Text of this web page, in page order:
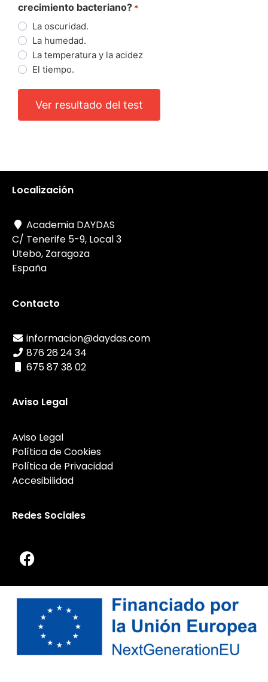
crecimiento bacteriano? *
La oscuridad.
La humedad.
La temperatura y la acidez
El tiempo.
Localización
Academia DAYDAS
C/ Tenerife 5-9, Local 3
Utebo, Zaragoza
España
Contacto
informacion@daydas.com
876 26 24 34
675 87 38 02
Aviso Legal
Aviso Legal
Política de Cookies
Política de Privacidad
Accesibilidad
Redes Sociales